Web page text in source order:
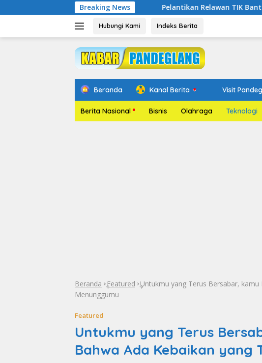
ke
Breaking NewsPelantikan Relawan TIK Banten : Banten
Hubungi Kami Indeks Berita
Beranda Kanal Berita Visit
Berita Nasional Bisnis Olahraga Teknologi
Beranda »Featured »Untukmu yang Terus Bersabar, kamu
Menunggumu
Featured
Untukmu yang Terus
Bahwa Ada Kebaikan yang